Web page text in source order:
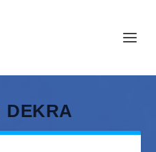
DEKRA